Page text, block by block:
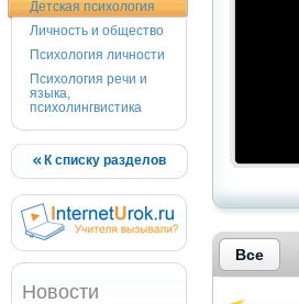
Детская психология
Личность и общество
Психология личности
Психология речи и
языка,
психолингвистика
К списку разделов
Новости
Все